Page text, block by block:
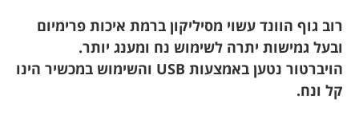
רוב גוף הוונד עשוי מסיליקון ברמת איכות פרימיום
ובעל גמישות יתרה לשימוש נח ומענג יותר.
הויברטור נטען באמצעות USB והשימוש במכשיר הינו
קל ונח.